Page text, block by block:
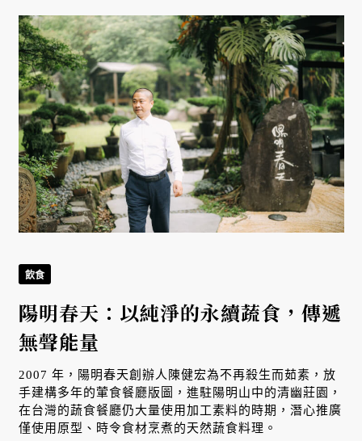
飲食
陽明春天：以純淨的永續蔬食，傳遞
無聲能量
2007 年，陽明春天創辦人陳健宏為不再殺生而茹素，放
手建構多年的葷食餐廳版圖，進駐陽明山中的清幽莊園，
在台灣的蔬食餐廳仍大量使用加工素料的時期，潛心推廣
僅使用原型、時令食材烹煮的天然蔬食料理。